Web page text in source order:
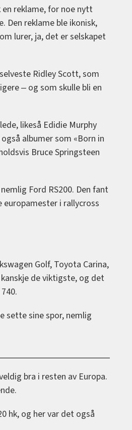
reklame, for noe nytt
Den reklame ble ikonisk,
lurer, ja, det er selskapet
Ridley Scott, som
‒ og som skulle bli en
likeså Edidie Murphy
albumer som «Born in
Bruce Springsteen
Ford RS200. Den fant
i rallycross
Golf, Toyota Carina,
de viktigste, og det
sette sine spor, nemlig
bra i resten av Europa.
hk, og her var det også